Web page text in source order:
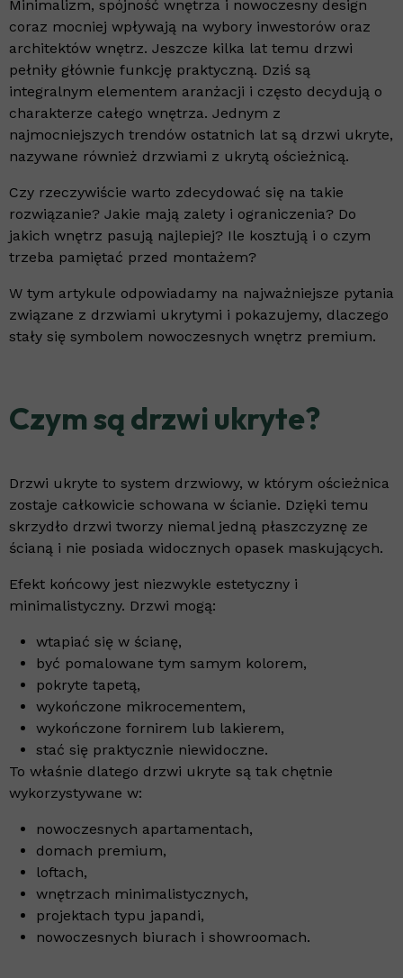
Minimalizm, spójność wnętrza i nowoczesny design
coraz mocniej wpływają na wybory inwestorów oraz
architektów wnętrz. Jeszcze kilka lat temu drzwi
pełniły głównie funkcję praktyczną. Dziś są
integralnym elementem aranżacji i często decydują o
charakterze całego wnętrza. Jednym z
najmocniejszych trendów ostatnich lat są drzwi ukryte,
nazywane również drzwiami z ukrytą ościeżnicą.
Czy rzeczywiście warto zdecydować się na takie
rozwiązanie? Jakie mają zalety i ograniczenia? Do
jakich wnętrz pasują najlepiej? Ile kosztują i o czym
trzeba pamiętać przed montażem?
W tym artykule odpowiadamy na najważniejsze pytania
związane z drzwiami ukrytymi i pokazujemy, dlaczego
stały się symbolem nowoczesnych wnętrz premium.
Czym są drzwi ukryte?
Drzwi ukryte to system drzwiowy, w którym ościeżnica
zostaje całkowicie schowana w ścianie. Dzięki temu
skrzydło drzwi tworzy niemal jedną płaszczyznę ze
ścianą i nie posiada widocznych opasek maskujących.
Efekt końcowy jest niezwykle estetyczny i
minimalistyczny. Drzwi mogą:
wtapiać się w ścianę,
być pomalowane tym samym kolorem,
pokryte tapetą,
wykończone mikrocementem,
wykończone fornirem lub lakierem,
stać się praktycznie niewidoczne.
To właśnie dlatego drzwi ukryte są tak chętnie
wykorzystywane w:
nowoczesnych apartamentach,
domach premium,
loftach,
wnętrzach minimalistycznych,
projektach typu japandi,
nowoczesnych biurach i showroomach.